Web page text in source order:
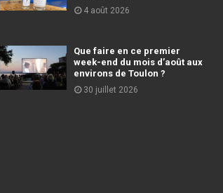
4 août 2026
Que faire en ce premier
week-end du mois d’août aux
environs de Toulon ?
30 juillet 2026